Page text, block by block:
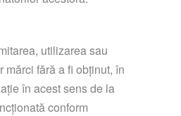
utilizarea sau
mărci fără a fi obținut, în
în acest sens de la
conform